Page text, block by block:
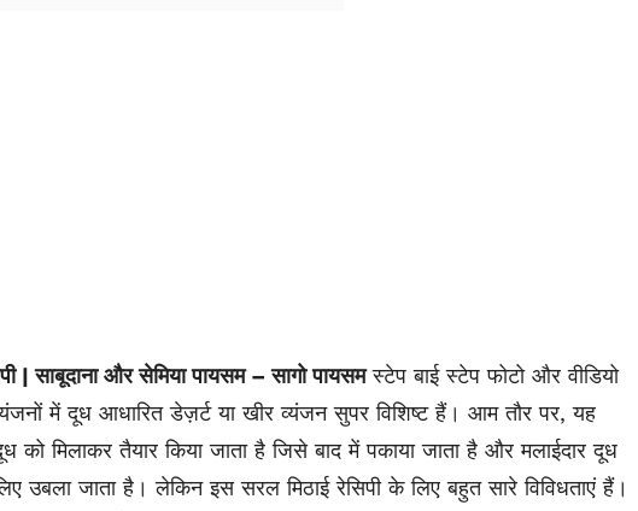
| साबूदाना और सेमिया पायसम – सागो पायसमस्टेप बाई स्टेप फोटो और वीडियो
में दूध आधारित डेज़र्ट या खीर व्यंजन सुपर विशिष्ट हैं। आम तौर पर, यह
को मिलाकर तैयार किया जाता है जिसे बाद में पकाया जाता है और मलाईदार दूध
उबला जाता है। लेकिन इस सरल मिठाई रेसिपी के लिए बहुत सारे विविधताएं हैं।